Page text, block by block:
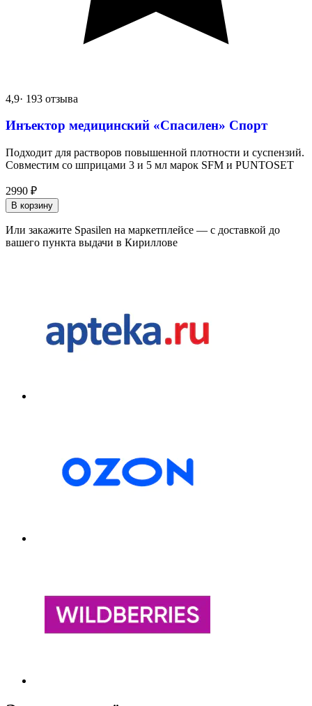
4,9· 193 отзыва
Инъектор медицинский «Спасилен» Спорт
Подходит для растворов повышенной плотности и суспензий.
Совместим со шприцами 3 и 5 мл марок SFM и PUNTOSET
2990 ₽
В корзину
Или закажите Spasilen на маркетплейсе — с доставкой до
вашего пункта выдачи в Кириллове